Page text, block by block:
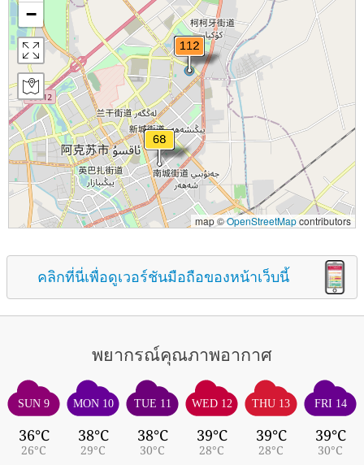
−
map ©OpenStreetMapcontributors
คลิกที่นี่เพื่อดูเวอร์ชันมือถือของหน้าเว็บนี้
พยากรณ์คุณภาพอากาศ
SUN 9
36°C
26°C
MON 10
38°C
29°C
TUE 11
38°C
30°C
WED 12
39°C
28°C
THU 13
39°C
28°C
FRI 14
39°C
30°C